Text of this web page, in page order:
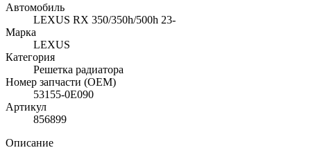
Автомобиль
LEXUS RX 350/350h/500h 23-
Марка
LEXUS
Категория
Решетка радиатора
Номер запчасти (OEM)
53155-0E090
Артикул
856899
Описание